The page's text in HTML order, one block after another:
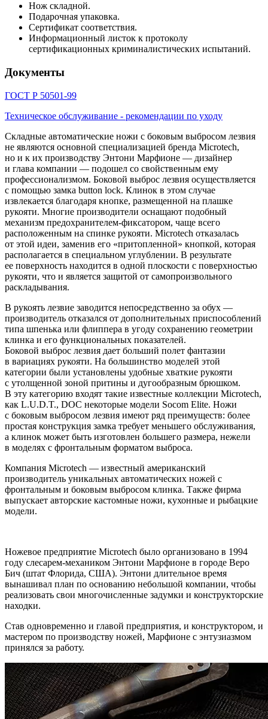
Нож складной.
Подарочная упаковка.
Сертификат соответствия.
Информационный листок к протоколу
сертификационных криминалистических испытаний.
Документы
ГОСТ Р 50501-99
Техническое обслуживание - рекомендации по уходу
Складные автоматические ножи с боковым выбросом лезвия
не являются основной специализацией бренда Microtech,
но и к их производству Энтони Марфионе — дизайнер
и глава компании — подошел со свойственным ему
профессионализмом. Боковой выброс лезвия осуществляется
с помощью замка button lock. Клинок в этом случае
извлекается благодаря кнопке, размещенной на плашке
рукояти. Многие производители оснащают подобный
механизм предохранителем-фиксатором, чаще всего
расположенным на спинке рукояти. Microtech отказалась
от этой идеи, заменив его «притопленной» кнопкой, которая
располагается в специальном углублении. В результате
ее поверхность находится в одной плоскости с поверхностью
рукояти, что и является защитой от самопроизвольного
раскладывания.
В рукоять лезвие заводится непосредственно за обух —
производитель отказался от дополнительных приспособлений
типа шпенька или флиппера в угоду сохранению геометрии
клинка и его функциональных показателей.
Боковой выброс лезвия дает больший полет фантазии
в вариациях рукояти. На большинство моделей этой
категории были установлены удобные хваткие рукояти
с утолщенной зоной притины и дугообразным брюшком.
В эту категорию входят такие известные коллекции Microtech,
как L.U.D.T., DOC некоторые модели Socom Elite. Ножи
с боковым выбросом лезвия имеют ряд преимуществ: более
простая конструкция замка требует меньшего обслуживания,
а клинок может быть изготовлен большего размера, нежели
в моделях с фронтальным форматом выброса.
Компания Microtech — известный американский
производитель уникальных автоматических ножей с
фронтальным и боковым выбросом клинка. Также фирма
выпускает авторские кастомные ножи, кухонные и рыбацкие
модели.
Ножевое предприятие Microtech было организовано в 1994
году слесарем-механиком Энтони Марфионе в городе Веро
Бич (штат Флорида, США). Энтони длительное время
вынашивал план по основанию небольшой компании, чтобы
реализовать свои многочисленные задумки и конструкторские
находки.
Став одновременно и главой предприятия, и конструктором, и
мастером по производству ножей, Марфионе с энтузиазмом
принялся за работу.